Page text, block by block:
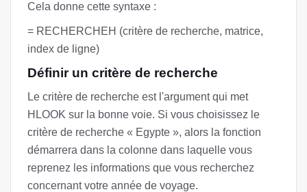
Cela donne cette syntaxe :
= RECHERCHEH (critère de recherche, matrice,
index de ligne)
Définir un critère de recherche
Le critère de recherche est l'argument qui met
HLOOK sur la bonne voie. Si vous choisissez le
critère de recherche « Egypte », alors la fonction
démarrera dans la colonne dans laquelle vous
reprenez les informations que vous recherchez
concernant votre année de voyage.